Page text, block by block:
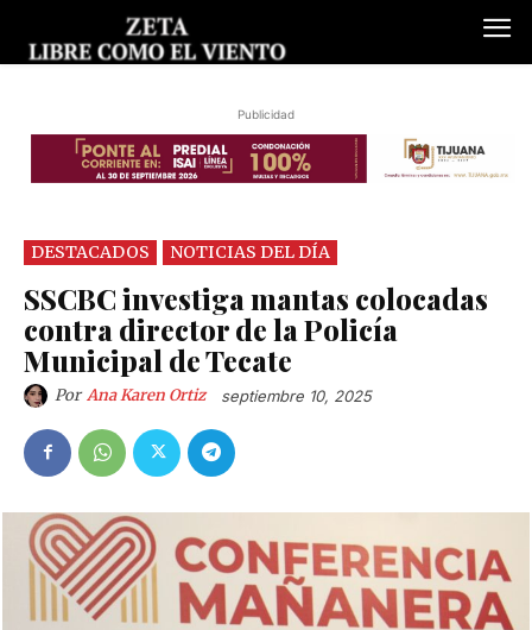
Publicidad
DESTACADOS NOTICIAS DEL DÍA
SSCBC investiga mantas colocadas
contra director de la Policía
Municipal de Tecate
Por Ana Karen Ortiz septiembre 10, 2025